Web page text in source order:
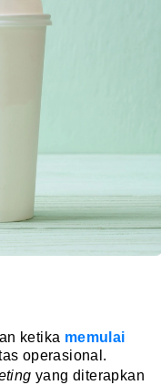
ketika memulai
operasional.
yang diterapkan